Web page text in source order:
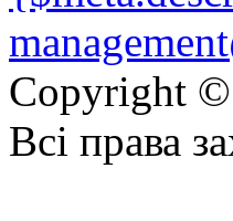
Copyright
Всі права